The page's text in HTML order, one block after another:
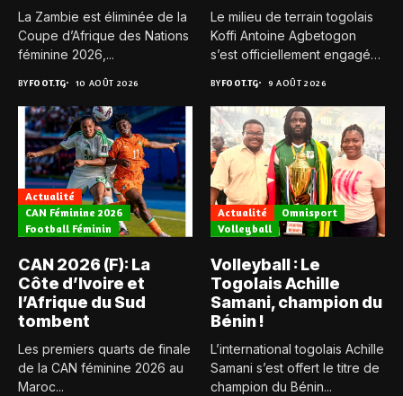
La Zambie est éliminée de la
Coupe d’Afrique des Nations
féminine 2026,...
BYFOOT.TG 10 AOÛT 2026
Le milieu de terrain togolais
Koffi Antoine Agbetogon
s’est officiellement engagé
BYFOOT.TG 9 AOÛT 2026
Actualité
CAN Féminine 2026
Football Féminin
CAN 2026 (F): La
Côte d’Ivoire et
l’Afrique du Sud
tombent
Les premiers quarts de finale
de la CAN féminine 2026 au
Maroc...
Actualité
Omnisport
Volleyball
Volleyball : Le
Togolais Achille
Samani, champion du
Bénin !
L’international togolais Achille
Samani s’est offert le titre de
champion du Bénin...